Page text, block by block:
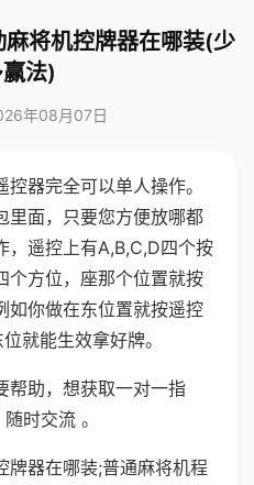
将机控牌器在哪装(少
法)
年08月07日
器完全可以单人操作。
里面，只要您方便放哪都
，遥控上有A,B,C,D四个按
个方位，座那个位置就按
如你做在东位置就按遥控
就能生效拿好牌。
帮助，想获取一对一指
时交流 。
牌器在哪装;普通麻将机程